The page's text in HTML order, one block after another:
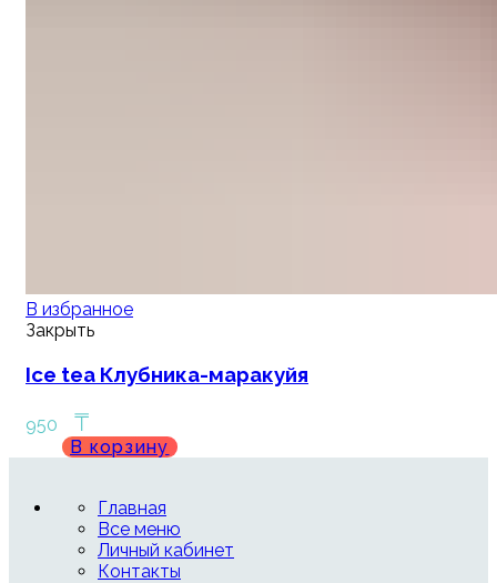
В избранное
Закрыть
Ice tea Клубника-маракуйя
950 ₸
В корзину
Главная
Все меню
Личный кабинет
Контакты